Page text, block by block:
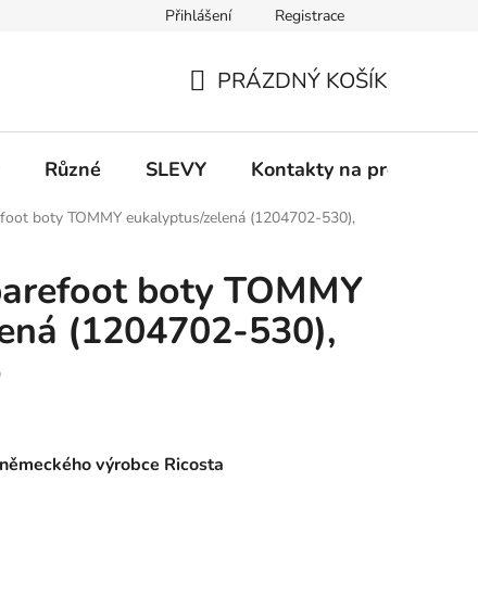
Informace k on-line platbám Odstoupení od
Přihlášení Registrace
KOŠÍK
PRÁZDNÝ KOŠÍK
Různé SLEVY Kontakty na prodejny
boty TOMMY eukalyptus/zelená (1204702-530),
boty TOMMY
(1204702-530),
výrobce Ricosta